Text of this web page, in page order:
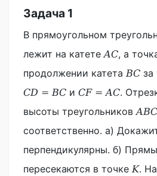
Задача 1
В прямоугольном
лежит на катетеAC, а
продолжении катетаBC за
CD = BC иCF = AC.
высоты треугольниковABC
соответственно. а)
перпендикулярны. б)
пересекаются в точкеK.